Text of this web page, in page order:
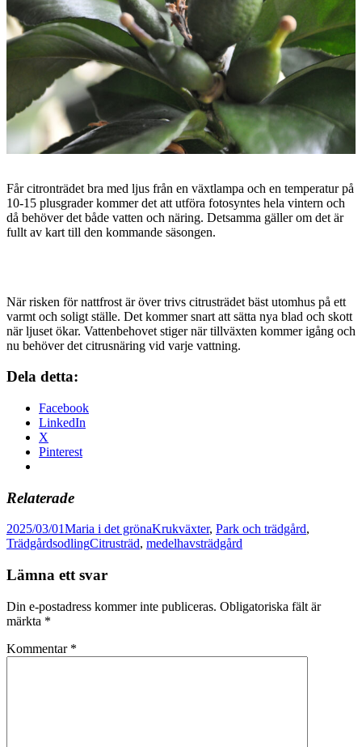
Får citronträdet bra med ljus från en växtlampa och en temperatur på
10-15 plusgrader kommer det att utföra fotosyntes hela vintern och
då behöver det både vatten och näring. Detsamma gäller om det är
fullt av kart till den kommande säsongen.
När risken för nattfrost är över trivs citrusträdet bäst utomhus på ett
varmt och soligt ställe. Det kommer snart att sätta nya blad och skott
när ljuset ökar. Vattenbehovet stiger när tillväxten kommer igång och
nu behöver det citrusnäring vid varje vattning.
Dela detta:
Facebook
LinkedIn
X
Pinterest
Relaterade
Postat
2025/03/01Författare
Maria i det grönaKategorier
Krukväxter, Park och trädgård,
TrädgårdsodlingTaggar
Citrusträd, medelhavsträdgård
Lämna ett svar
Din e-postadress kommer inte publiceras. Obligatoriska fält är
märkta *
Kommentar *